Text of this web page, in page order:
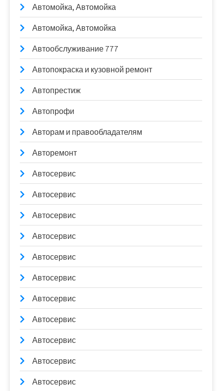
Автомойка, Автомойка
Автомойка, Автомойка
Автообслуживание 777
Автопокраска и кузовной ремонт
Автопрестиж
Автопрофи
Авторам и правообладателям
Авторемонт
Автосервис
Автосервис
Автосервис
Автосервис
Автосервис
Автосервис
Автосервис
Автосервис
Автосервис
Автосервис
Автосервис